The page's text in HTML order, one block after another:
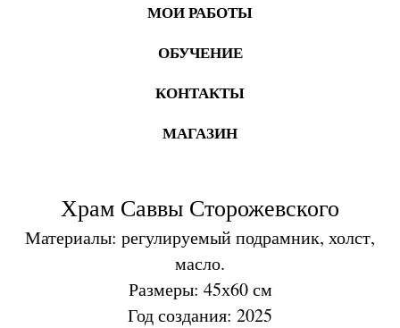
МОИ РАБОТЫ
ОБУЧЕНИЕ
КОНТАКТЫ
МАГАЗИН
Храм Саввы Сторожевского
Материалы: регулируемый подрамник, холст,
масло.
Размеры: 45х60 см
Год создания: 2025